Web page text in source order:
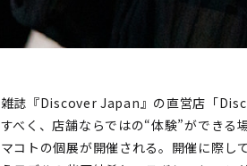
雑誌『Discover Japan』の直営店「
すべく、店舗ならではの“体験”ができる
マコトの個展が開催される。開催に際し